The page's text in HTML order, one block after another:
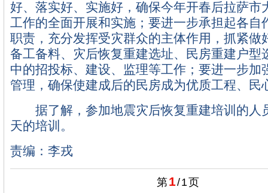
好、落实好、实施好，确保今年开春后拉萨市
工作的全面开展和实施；要进一步承担起各自
职责，充分发挥受灾群众的主体作用，抓紧做
备工备料、灾后恢复重建选址、民房重建户型
中的招投标、建设、监理等工作；要进一步加
管理，确保使建成后的民房成为优质工程、民
据了解，参加地震灾后恢复重建培训的人
天的培训。
责编：李戎
第1/1页